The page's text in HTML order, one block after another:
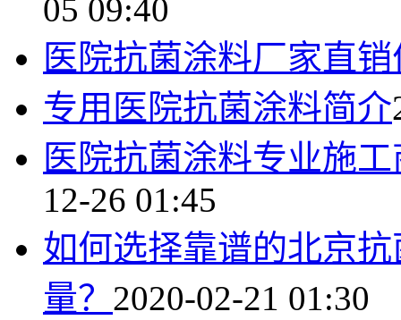
05 09:40
医院抗菌涂料厂家直
专用医院抗菌涂料简介
医院抗菌涂料专业施
12-26 01:45
如何选择靠谱的北京
量？ 2020-02-21 01:30